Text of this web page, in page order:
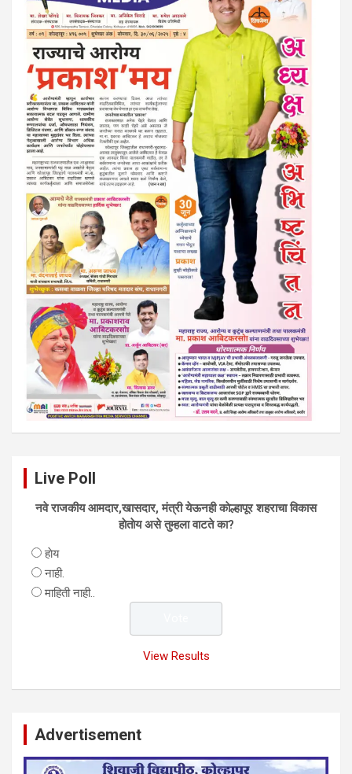
Live Poll
नवे राजकीय आमदार,खासदार, मंत्री येऊनही काेल्हापूर शहराचा विकास
हाेताेय असे तुम्हला वाटते का?
हाेय
नाही.
माहिती नाही..
View Results
Advertisement